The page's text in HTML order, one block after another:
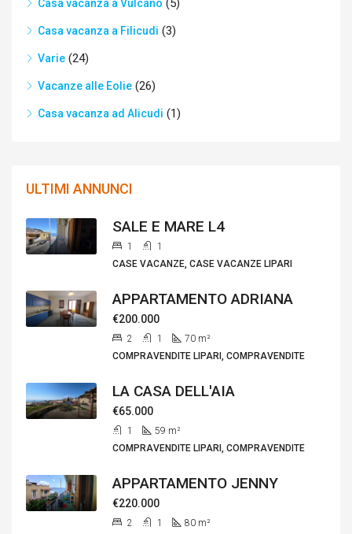
Casa vacanza a Vulcano (5)
Casa vacanza a Filicudi (3)
Varie (24)
Vacanze alle Eolie (26)
Casa vacanza ad Alicudi (1)
ULTIMI ANNUNCI
SALE E MARE L4
1
1
CASE VACANZE, CASE VACANZE LIPARI
APPARTAMENTO ADRIANA
€200.000
2 1 70 m²
COMPRAVENDITE LIPARI, COMPRAVENDITE
LA CASA DELL'AIA
€65.000
1 59 m²
COMPRAVENDITE LIPARI, COMPRAVENDITE
APPARTAMENTO JENNY
€220.000
2 1 80 m²